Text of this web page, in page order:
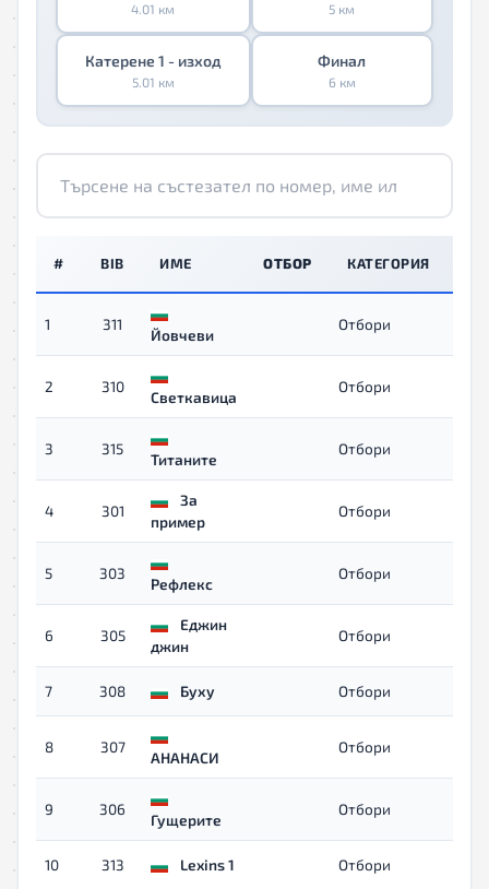
4.01 км 5 км
Катерене 1 - изход
5.01 км
Финал
6 км
# BIB ИМЕ ОТБОР КАТЕГОРИЯ
1 311
Йовчеви
Отбори
2 310
Светкавица
Отбори
3 315
Титаните
Отбори
4 301
За
пример
Отбори
5 303
Рефлекс
Отбори
6 305
Еджин
джин
Отбори
7 308 Буху Отбори
8 307
АНАНАСИ
Отбори
9 306
Гущерите
Отбори
10 313 Lexins 1 Отбори